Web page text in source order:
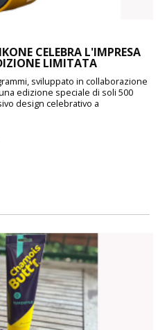
CELEBRA L'IMPRESA
LIMITATA
sviluppato in collaborazione
edizione speciale di soli 500
design celebrativo a